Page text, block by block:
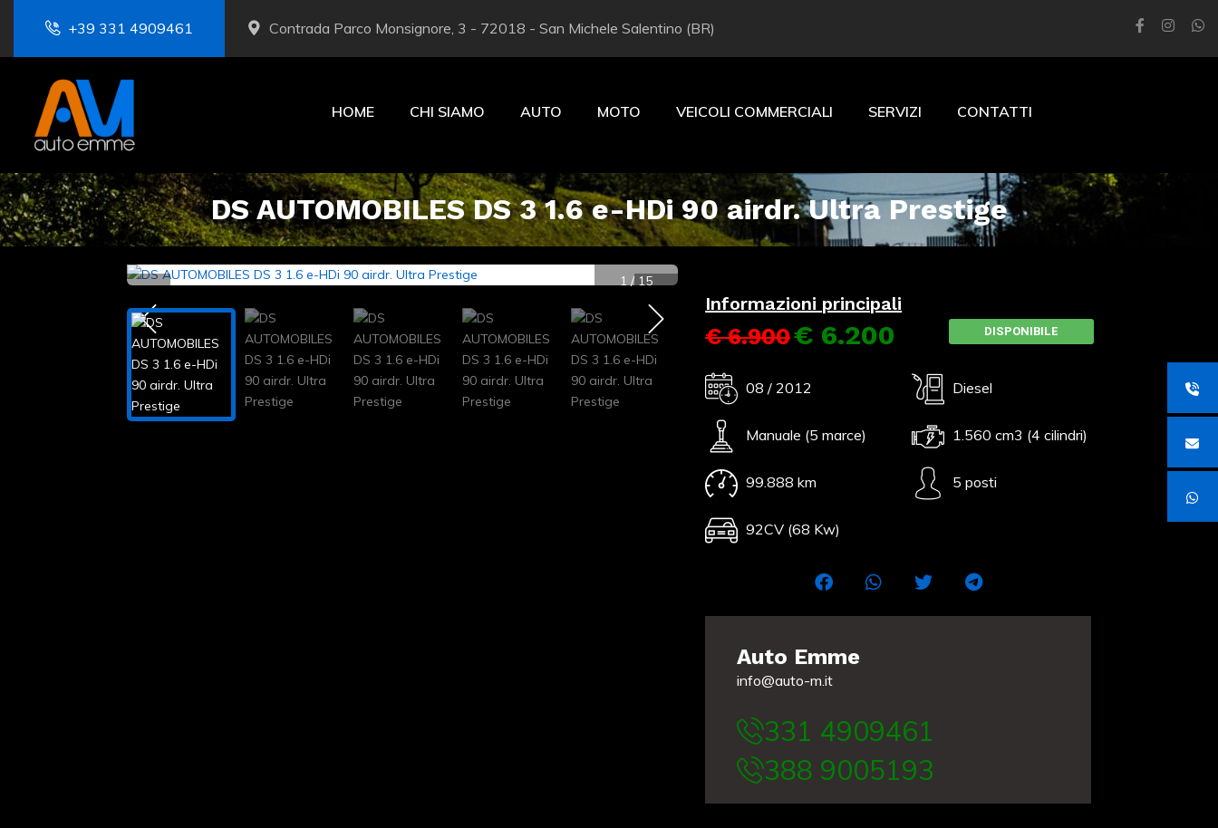
+39 331 4909461 Contrada Parco Monsignore, 3 - 72018 - San Michele Salentino (BR)
HOME CHI SIAMO AUTO MOTO VEICOLI COMMERCIALI SERVIZI CONTATTI
DS AUTOMOBILES DS 3 1.6 e-HDi 90 airdr. Ultra Prestige
DISPONIBILE
1 / 15
Informazioni principali
€ 6.900€ 6.200
08 / 2012
Manuale (5 marce)
99.888 km
92CV (68 Kw)
Diesel
1.560 cm3 (4 cilindri)
5 posti
Auto Emme
info@auto-m.it
331 4909461
388 9005193